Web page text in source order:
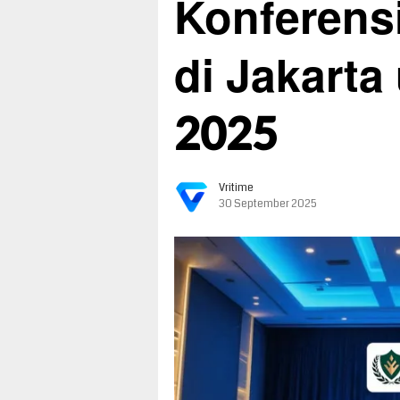
di
2025
Vritime
30 September 2025